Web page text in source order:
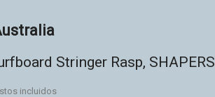
Stringer Rasp, SHAPERS
incluidos